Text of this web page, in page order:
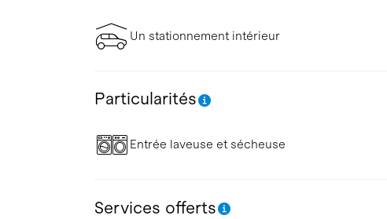
Un stationnement intérieur
Particularités
Entrée laveuse et sécheuse
Services offerts